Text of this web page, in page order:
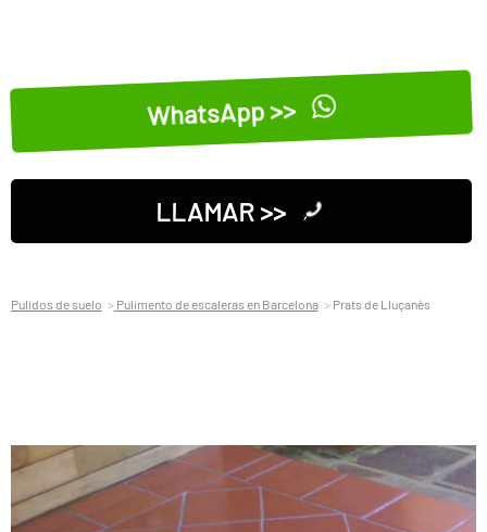
WhatsApp >>
LLAMAR >>
Pulidos de suelo Pulimento de escaleras en Barcelona Prats de Lluçanès